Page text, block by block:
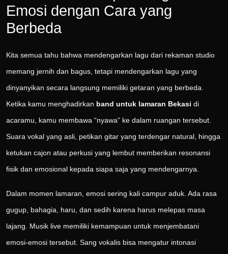
Emosi dengan Cara yang
Berbeda
Kita semua tahu bahwa mendengarkan lagu dari rekaman studio
memang jernih dan bagus, tetapi mendengarkan lagu yang
dinyanyikan secara langsung memiliki getaran yang berbeda.
Ketika kamu menghadirkan band untuk lamaran Bekasi di
acaramu, kamu membawa “nyawa” ke dalam ruangan tersebut.
Suara vokal yang asli, petikan gitar yang terdengar natural, hingga
ketukan cajon atau perkusi yang lembut memberikan resonansi
fisik dan emosional kepada siapa saja yang mendengarnya.
Dalam momen lamaran, emosi sering kali campur aduk. Ada rasa
gugup, bahagia, haru, dan sedih karena harus melepas masa
lajang. Musik live memiliki kemampuan untuk menjembatani
emosi-emosi tersebut. Sang vokalis bisa mengatur intonasi